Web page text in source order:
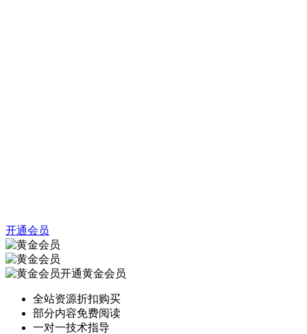
开通会员
开通黄金会员
全站资源折扣购买
部分内容免费阅读
一对一技术指导